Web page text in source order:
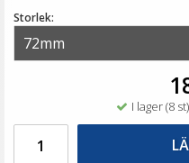
LÄGG
Storlek:
I lager (8 st)